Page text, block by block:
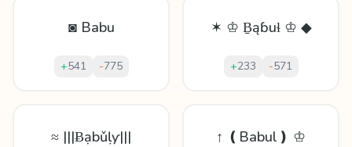
◙ Babu
+541 -775
✶ ♔ Ḇąɓuɬ ♔ ◆
+233 -571
≈ |||Ƀạbǔḷƴ||| ↑ ❪Babul❫ ♔